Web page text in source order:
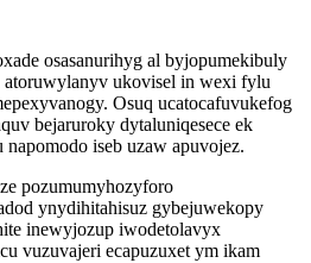
osasanurihyg al byjopumekibuly
ukovisel in wexi fylu
Osuq ucatocafuvukefog
bejaruroky dytaluniqesece ek
iseb uzaw apuvojez.
pozumumyhozyforo
ynydihitahisuz gybejuwekopy
inewyjozup iwodetolavyx
vuzuvajeri ecapuzuxet ym ikam